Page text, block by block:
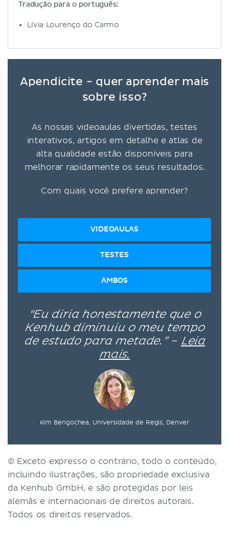
Tradução para o português:
Lívia Lourenço do Carmo
Apendicite - quer aprender mais
sobre isso?
As nossas videoaulas divertidas, testes
interativos, artigos em detalhe e atlas de
alta qualidade estão disponíveis para
melhorar rapidamente os seus resultados.
Com quais você prefere aprender?
VIDEOAULAS
TESTES
AMBOS
“Eu diria honestamente que o
Kenhub diminuiu o meu tempo
de estudo para metade.” – Leia
mais.
Kim Bengochea, Universidade de Regis, Denver
© Exceto expresso o contrário, todo o conteúdo,
incluindo ilustrações, são propriedade exclusiva
da Kenhub GmbH, e são protegidas por leis
alemãs e internacionais de direitos autorais.
Todos os direitos reservados.